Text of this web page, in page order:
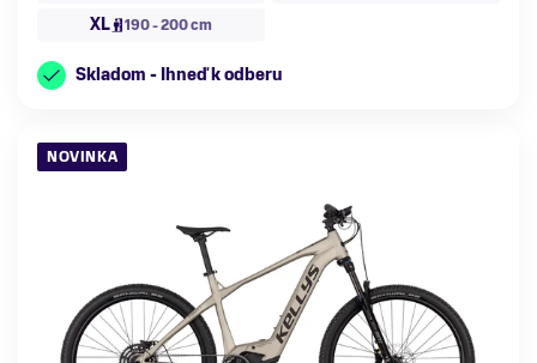
XL 190 - 200 cm
Skladom - Ihneď k odberu
NOVINKA